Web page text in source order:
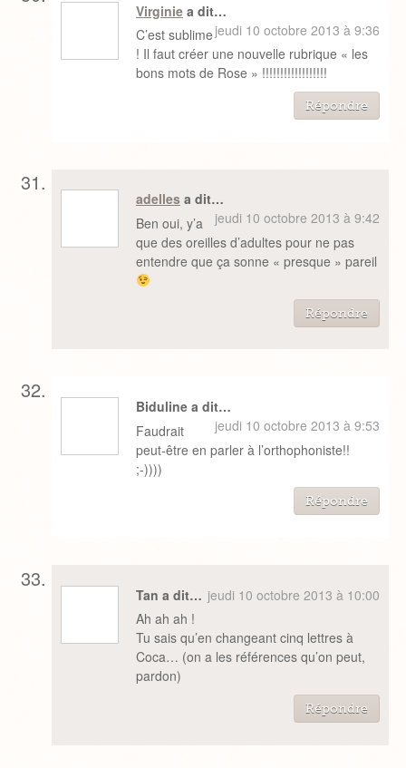
Virginiea dit…
jeudi 10 octobre 2013 à 9:36
C’est sublime
! Il faut créer une nouvelle rubrique « les
bons mots de Rose » !!!!!!!!!!!!!!!!!!
Répondre
adellesa dit…
jeudi 10 octobre 2013 à 9:42
Ben oui, y’a
que des oreilles d’adultes pour ne pas
entendre que ça sonne « presque » pareil
Répondre
Biduline a dit…
jeudi 10 octobre 2013 à 9:53
Faudrait
peut-être en parler à l’orthophoniste!!
;-))))
Répondre
Tan a dit… jeudi 10 octobre 2013 à 10:00
Ah ah ah !
Tu sais qu’en changeant cinq lettres à
Coca… (on a les références qu’on peut,
pardon)
Répondre